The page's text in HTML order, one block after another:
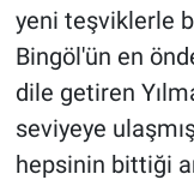
yeni teşviklerle
Bingöl'ün en
dile getiren
seviyeye
hepsinin bittiği